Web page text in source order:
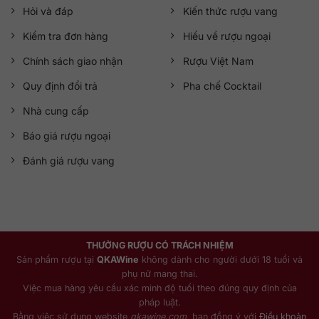
Vùng sản xuất Speyside
Phân loại Single Malt Scotch Whisky
Nguyên liệu Mạch nha, ngũ cốc
Nồng độ
Cách thưởng thức Uống nguyên chất, cùng đá hoặc pha
Quy cách Thùng 6 chai
8. Bộ sưu tập The Macallan Colour Collection
Hỏi và đáp
Kiểm tra đơn hàng
Chính sách giao nhận
Quy định đổi trả
Nhà cung cấp
Báo giá rượu ngoại
Đánh giá rượu vang
Kiến thức rượu vang
Hiểu về rượu ngoại
Rượu Việt Nam
Pha chế Cocktail
THƯỞNG RƯỢU CÓ TRÁCH NHIỆM
Sản phẩm rượu tại QKAWine không dành cho người dưới 18 tuổi và
phụ nữ mang thai.
Việc mua hàng yêu cầu xác minh độ tuổi theo đúng quy định của
pháp luật.
Bằng việc sử dụng website qkawine.com , bạn đồng ý với Điều khoản